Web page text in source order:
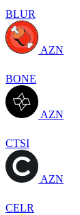
BLUR
AZN
BONE
AZN
CTSI
AZN
CELR